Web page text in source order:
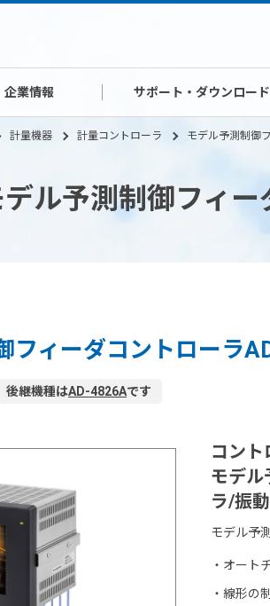
企業情報 サポート・ダウンロード
計量機器 計量コントローラ モデル予測制御
デル予測制御フィ
フィーダコントローラ
後継機種はAD-4826Aです
コント
モデル
ラ/振
モデル予
・ オート
・ 線形の